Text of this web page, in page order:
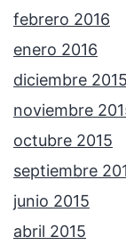
febrero 2016
enero 2016
diciembre 2015
noviembre
octubre 2015
septiembre
junio 2015
abril 2015